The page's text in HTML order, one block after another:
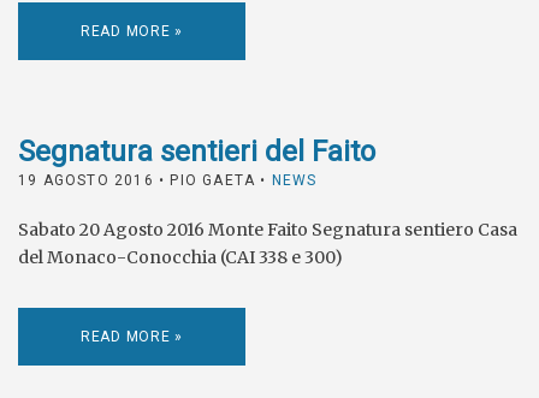
READ MORE »
Segnatura sentieri del Faito
19 AGOSTO 2016 • PIO GAETA • NEWS
Sabato 20 Agosto 2016 Monte Faito Segnatura sentiero Casa
del Monaco-Conocchia (CAI 338 e 300)
READ MORE »